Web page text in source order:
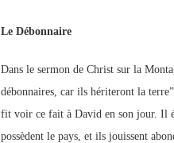
Le Débonnaire
Dans le sermon de Christ sur la
débonnaires, car ils hériteront la
fit voir ce fait à David en son jour. Il
possèdent le pays, et ils jouissent